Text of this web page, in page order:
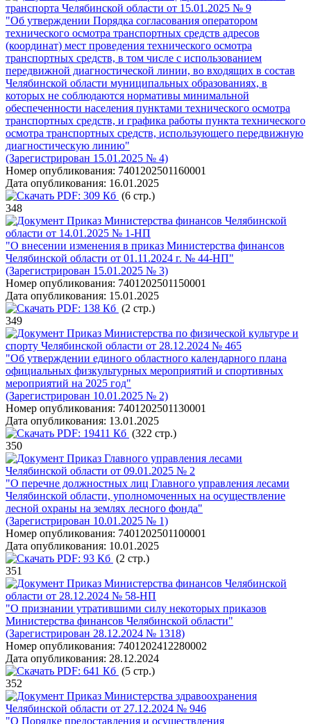
транспорта Челябинской области от 15.01.2025 № 9
"Об утверждении Порядка согласования оператором
технического осмотра транспортных средств адресов
(координат) мест проведения технического осмотра
транспортных средств, в том числе с использованием
передвижной диагностической линии, во входящих в состав
Челябинской области муниципальных образованиях, в
которых не соблюдаются нормативы минимальной
обеспеченности населения пунктами технического осмотра
транспортных средств, и графика работы пункта технического
осмотра транспортных средств, использующего передвижную
диагностическую линию"
(Зарегистрирован 15.01.2025 № 4)
Номер опубликования: 7401202501160001
Дата опубликования: 16.01.2025
PDF: 309 Кб (6 стр.)
348
Приказ Министерства финансов Челябинской
области от 14.01.2025 № 1-НП
"О внесении изменения в приказ Министерства финансов
Челябинской области от 01.11.2024 г. № 44-НП"
(Зарегистрирован 15.01.2025 № 3)
Номер опубликования: 7401202501150001
Дата опубликования: 15.01.2025
PDF: 138 Кб (2 стр.)
349
Приказ Министерства по физической культуре и
спорту Челябинской области от 28.12.2024 № 465
"Об утверждении единого областного календарного плана
официальных физкультурных мероприятий и спортивных
мероприятий на 2025 год"
(Зарегистрирован 10.01.2025 № 2)
Номер опубликования: 7401202501130001
Дата опубликования: 13.01.2025
PDF: 19411 Кб (322 стр.)
350
Приказ Главного управления лесами
Челябинской области от 09.01.2025 № 2
"О перечне должностных лиц Главного управления лесами
Челябинской области, уполномоченных на осуществление
лесной охраны на землях лесного фонда"
(Зарегистрирован 10.01.2025 № 1)
Номер опубликования: 7401202501100001
Дата опубликования: 10.01.2025
PDF: 93 Кб (2 стр.)
351
Приказ Министерства финансов Челябинской
области от 28.12.2024 № 58-НП
"О признании утратившими силу некоторых приказов
Министерства финансов Челябинской области"
(Зарегистрирован 28.12.2024 № 1318)
Номер опубликования: 7401202412280002
Дата опубликования: 28.12.2024
PDF: 641 Кб (5 стр.)
352
Приказ Министерства здравоохранения
Челябинской области от 27.12.2024 № 946
"О Порядке предоставления и осуществления